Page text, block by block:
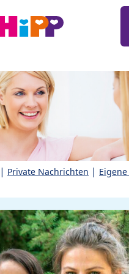
| Private Nachrichten |